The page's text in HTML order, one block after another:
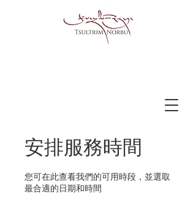
安排服務時間
您可在此查看我們的可用時段，並選取
最合適的日期和時間